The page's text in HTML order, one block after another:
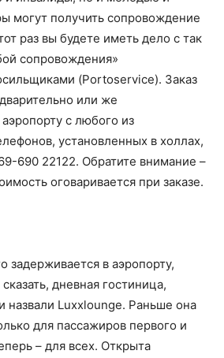
могут получить сопровождение
раз вы будете иметь дело с так
сопровождения»
(Portoservice). Заказ
или же
с любого из
установленных в холлах,
690 22122. Обратите внимание –
оговаривается при заказе.
задерживается в аэропорту,
дневная гостиница,
назвали Luxxlounge. Раньше она
для пассажиров первого и
– для всех. Открыта